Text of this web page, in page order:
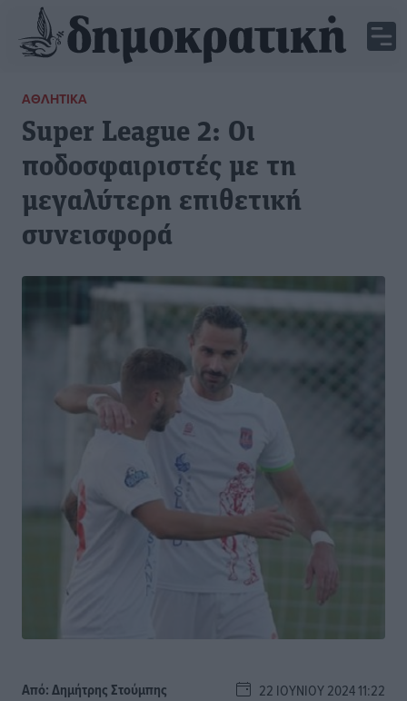
ΑΘΛΗΤΙΚΆ
Super League 2: Οι
ποδοσφαιριστές με τη
μεγαλύτερη επιθετική
συνεισφορά
Από:Δημήτρης Στούμπης 22 ΙΟΥΝΊΟΥ 2024 11:22